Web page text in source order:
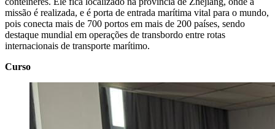
missão é realizada, e é porta de entrada marítima vital para o mundo,
pois conecta mais de 700 portos em mais de 200 países, sendo
destaque mundial em operações de transbordo entre rotas
internacionais de transporte marítimo.
Curso